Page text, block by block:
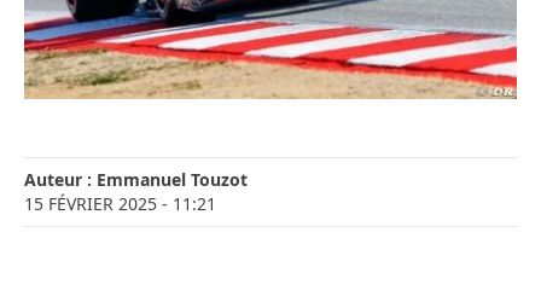
Auteur : Emmanuel Touzot
15 FÉVRIER 2025 - 11:21